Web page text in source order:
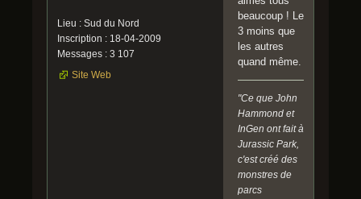
Lieu : Sud du Nord
Inscription : 18-04-2009
Messages : 3 107
Site Web
beaucoup ! Le
3 moins que
les autres
quand même.
"Ce que John
Hammond et
InGen ont fait à
Jurassic Park,
c'est créé des
monstres de
parcs